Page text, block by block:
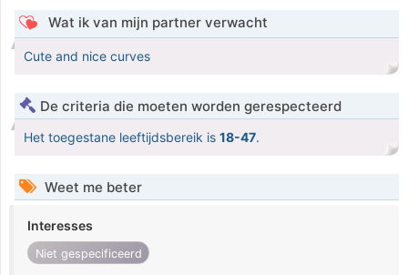
Wat ik van mijn partner verwacht
Cute and nice curves
De criteria die moeten worden gerespecteerd
Het toegestane leeftijdsbereik is 18-47.
Weet me beter
Interesses
Niet gespecificeerd